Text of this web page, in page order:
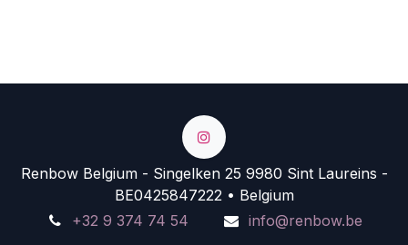
Renbow Belgium - Singelken 25 9980 Sint Laureins -
BE0425847222 • Belgium
+32 9 374 74 54
info@renbow.be